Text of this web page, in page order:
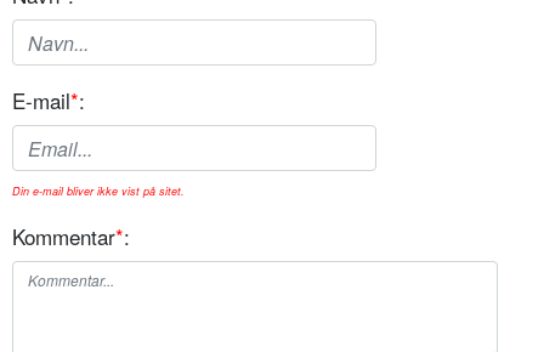
E-mail*:
Din e-mail bliver ikke vist på sitet.
Kommentar*: